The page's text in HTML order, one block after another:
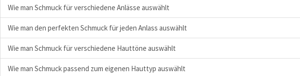
Wie man Schmuck für verschiedene Anlässe auswählt
Wie man den perfekten Schmuck für jeden Anlass auswählt
Wie man Schmuck für verschiedene Hauttöne auswählt
Wie man Schmuck passend zum eigenen Hauttyp auswählt